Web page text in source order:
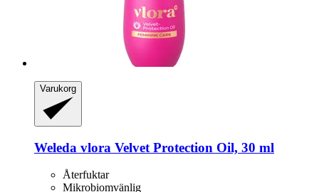
Varukorg
Weleda vlora Velvet Protection Oil, 30 ml
Återfuktar
Mikrobiomvänlig